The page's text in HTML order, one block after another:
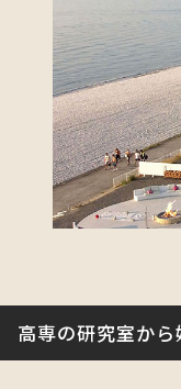
高専の研究室か